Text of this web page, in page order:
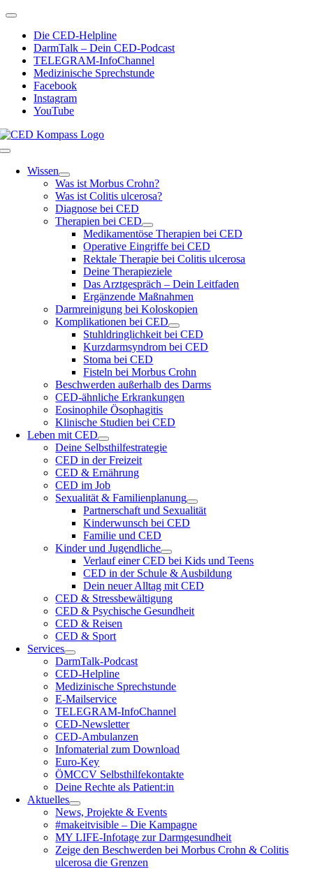
Zum
springen
Toggle
NavigationDie CED-Helpline
DarmTalk – Dein CED-Podcast
TELEGRAM-InfoChannel
Medizinische Sprechstunde
Facebook
Instagram
YouTube
Toggle
NavigationWissen
Was ist Morbus Crohn?
Was ist Colitis ulcerosa?
Diagnose bei CED
Therapien bei CED
Medikamentöse Therapien bei CED
Operative Eingriffe bei CED
Rektale Therapie bei Colitis ulcerosa
Deine Therapieziele
Das Arztgespräch – Dein Leitfaden
Ergänzende Maßnahmen
Darmreinigung bei Koloskopien
Komplikationen bei CED
Stuhldringlichkeit bei CED
Kurzdarmsyndrom bei CED
Stoma bei CED
Fisteln bei Morbus Crohn
Beschwerden außerhalb des Darms
CED-ähnliche Erkrankungen
Eosinophile Ösophagitis
Klinische Studien bei CED
Leben mit CED
Deine Selbsthilfestrategie
CED in der Freizeit
CED & Ernährung
CED im Job
Sexualität & Familienplanung
Partnerschaft und Sexualität
Kinderwunsch bei CED
Familie und CED
Kinder und Jugendliche
Verlauf einer CED bei Kids und Teens
CED in der Schule & Ausbildung
Dein neuer Alltag mit CED
CED & Stressbewältigung
CED & Psychische Gesundheit
CED & Reisen
CED & Sport
Services
DarmTalk-Podcast
CED-Helpline
Medizinische Sprechstunde
E-Mailservice
TELEGRAM-InfoChannel
CED-Newsletter
CED-Ambulanzen
Infomaterial zum Download
Euro-Key
ÖMCCV Selbsthilfekontakte
Deine Rechte als Patient:in
Aktuelles
News, Projekte & Events
#makeitvisible – Die Kampagne
MY LIFE-Infotage zur Darmgesundheit
Zeige den Beschwerden bei Morbus Crohn & Colitis
ulcerosa die Grenzen